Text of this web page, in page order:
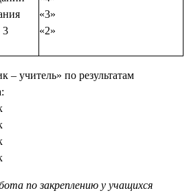
«3»
«2»
– учитель» по результатам
по закреплению у учащихся